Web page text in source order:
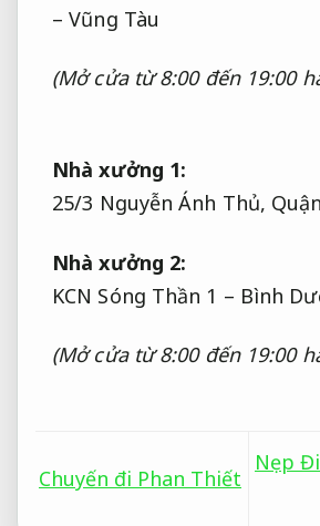
– Vũng Tàu
(Mở cửa từ 8:00 đến 19:00
Nhà xưởng 1:
25/3 Nguyễn Ánh Thủ,
Nhà xưởng 2:
KCN Sóng Thần 1 – Bình
(Mở cửa từ 8:00 đến 19:00
Chuyến đi Phan Thiết
Nẹp